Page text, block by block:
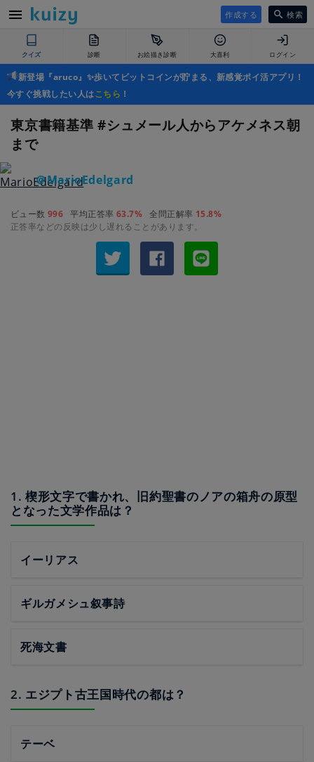
作成する 検索
クイズ 診断 お絵描き診断 大喜利 ログイン
新登場『aruco』✨歩いてビットコインが貯まる、新感覚ポイ活アプリ！
今すぐ挑戦したい人はこちら ！
東京書籍基準 #シュメール人からアケメネス朝
まで
＠MarioEdelgard
ビュー数 996 平均正答率 63.7% 全問正解率 15.8%
正答率などの反映は少し遅れることがあります。
1. 楔形文字で書かれ、旧約聖書のノアの箱舟の原型
となった文学作品は？
イーリアス
ギルガメシュ叙事詩
死海文書
2. エジプト古王国時代の都は？
テーベ